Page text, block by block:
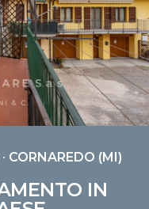
CORNAREDO (MI)
IN